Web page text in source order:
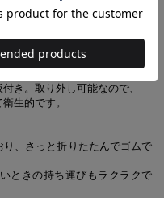
ンドルをまとめられるので
ンドルが広がらずにまとまり
き。取り外し可能なので、
生的です。
、さっと折りたたんでゴムで
ときの持ち運びもラクラクで